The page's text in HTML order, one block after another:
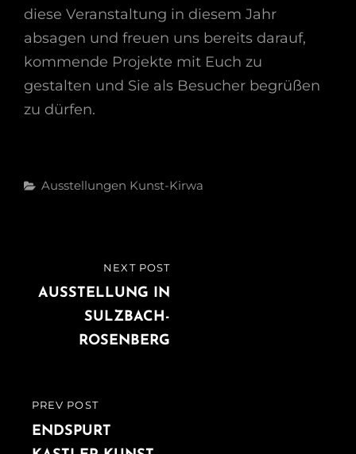
diese Veranstaltung in diesem Jahr
absagen und freuen uns bereits darauf,
kommende Projekte mit Euch zu
gestalten und Sie als Besucher begrüßen
zu dürfen.
Categories
Ausstellungen Kunst-Kirwa
Beitragsnavigation
PREVIOUS
POST
PREV POST
ENDSPURT
POST
NEXT POST
AUSSTELLUNG IN
SULZBACH-
ROSENBERG